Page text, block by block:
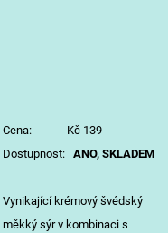
Cena: Kč 139
Dostupnost: ANO, SKLADEM
Vynikající krémový švédský
měkký sýr v kombinaci s